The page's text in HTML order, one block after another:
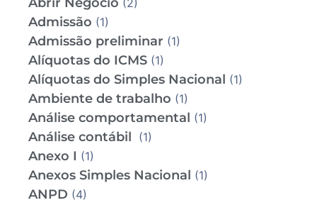
Abrir Negócio (2)
Admissão (1)
Admissão preliminar (1)
Alíquotas do ICMS (1)
Alíquotas do Simples Nacional (1)
Ambiente de trabalho (1)
Análise comportamental (1)
Análise contábil (1)
Anexo I (1)
Anexos Simples Nacional (1)
ANPD (4)